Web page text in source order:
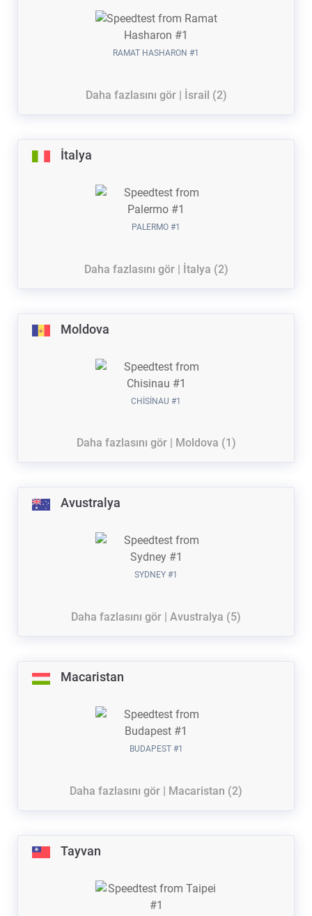
RAMAT HASHARON #1
Daha fazlasını gör | İsrail (2)
İtalya
PALERMO #1
Daha fazlasını gör | İtalya (2)
Moldova
CHISINAU #1
Daha fazlasını gör | Moldova (1)
Avustralya
SYDNEY #1
Daha fazlasını gör | Avustralya (5)
Macaristan
BUDAPEST #1
Daha fazlasını gör | Macaristan (2)
Tayvan